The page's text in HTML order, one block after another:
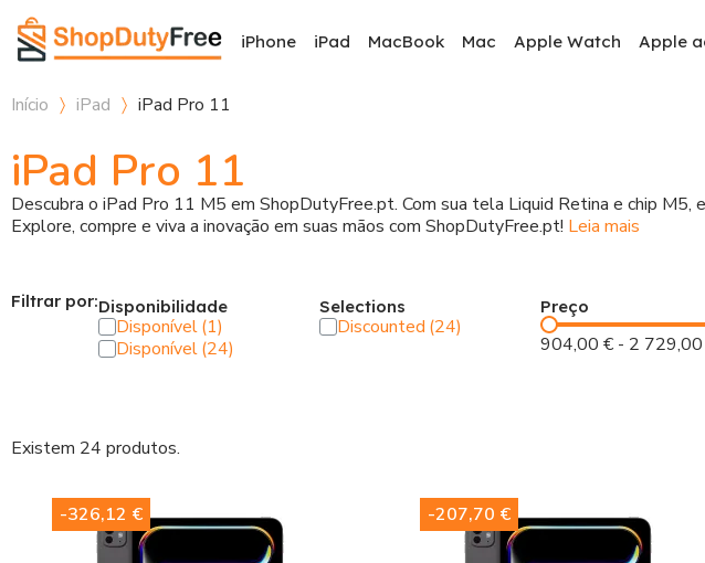
iPhone iPad MacBook Mac Apple Watch Apple
Início iPad iPad Pro 11
iPad Pro 11
Descubra o iPad Pro 11 M5 em ShopDutyFree.pt. Com sua tela Liquid Retina e chip
Explore, compre e viva a inovação em suas mãos com ShopDutyFree.pt! Leia mais
Filtrar por:Disponibilidade
Disponível
Disponível
Selections
Discounted
Preço
904,00 € - 2
Existem 24 produtos.
-326,12 € -207,70 €